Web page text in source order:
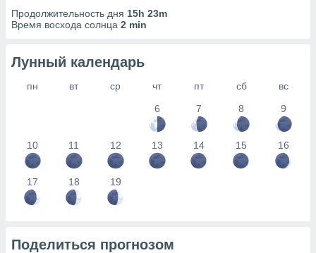
Продолжительность дня 15h 23m
Время восхода солнца 2 min
Лунный календарь
пн вт ср чт пт сб
вс
6
7 8 9
10 11 12 13 14 15 16
17 18 19
Поделиться прогнозом